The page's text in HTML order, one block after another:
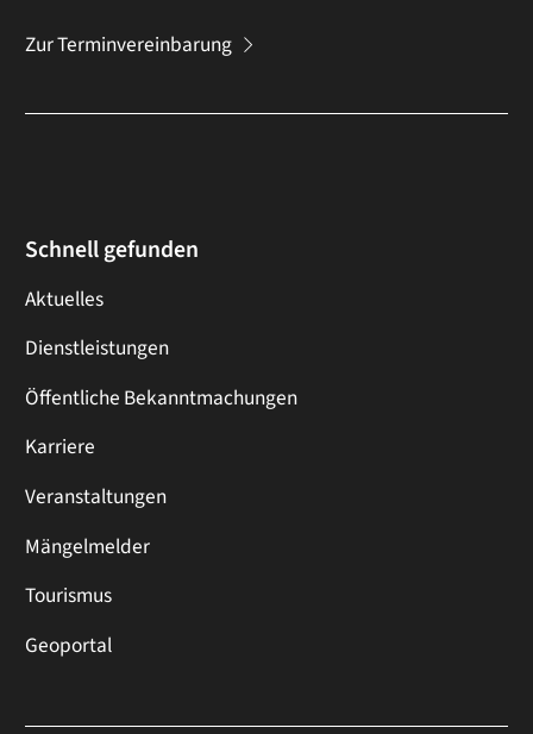
Zur Terminvereinbarung
Schnell gefunden
Aktuelles
Dienstleistungen
Öffentliche Bekanntmachungen
Karriere
Veranstaltungen
Mängelmelder
Tourismus
Geoportal